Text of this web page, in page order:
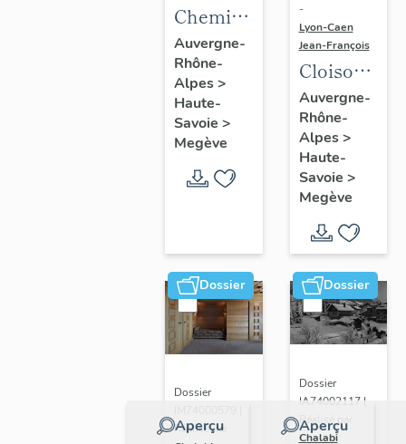
Cheminée
de
l'étage
Auvergne-
Rhône-
Alpes>
Haute-
Savoie >
Megève
-
Lyon-Caen
Jean-François
Cloison,
lambris
de
revêtement
Auvergne-
Rhône-
Alpes>
Haute-
Savoie >
Megève
Dossier
Aperçu
Dossier
Réalisé par
Dossier
Aperçu
Dossier
IA74002117 |
Réalisé par
Chalabi